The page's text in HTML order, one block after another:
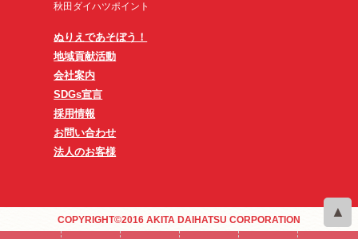
秋田ダイハツポイント
ぬりえであそぼう！
地域貢献活動
会社案内
SDGs宣言
採用情報
お問い合わせ
法人のお客様
COPYRIGHT©2016 AKITA DAIHATSU CORPORATION